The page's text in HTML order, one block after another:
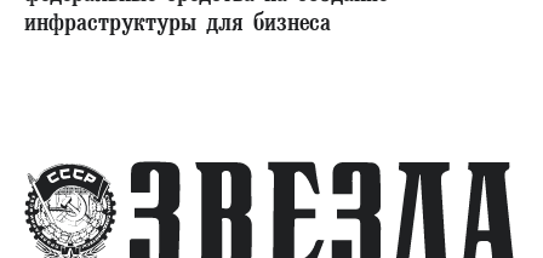
инфраструктуры для бизнеса